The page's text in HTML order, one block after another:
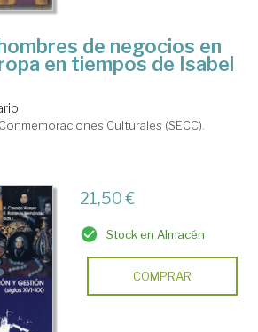
de negocios en
en tiempos de Isabel
Culturales (SECC).
21,50 €
Stock en Almacén
COMPRAR